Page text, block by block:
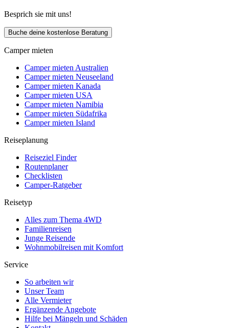
Besprich sie mit uns!
Buche deine kostenlose Beratung
Camper mieten
Camper mieten Australien
Camper mieten Neuseeland
Camper mieten Kanada
Camper mieten USA
Camper mieten Namibia
Camper mieten Südafrika
Camper mieten Island
Reiseplanung
Reiseziel Finder
Routenplaner
Checklisten
Camper-Ratgeber
Reisetyp
Alles zum Thema 4WD
Familienreisen
Junge Reisende
Wohnmobilreisen mit Komfort
Service
So arbeiten wir
Unser Team
Alle Vermieter
Ergänzende Angebote
Hilfe bei Mängeln und Schäden